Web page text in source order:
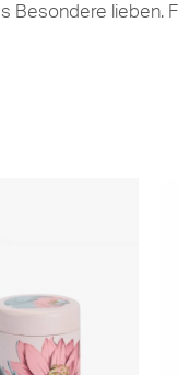
Besondere lieben.